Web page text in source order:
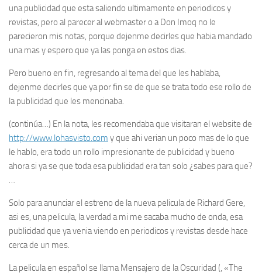
una publicidad que esta saliendo ultimamente en periodicos y
revistas, pero al parecer al webmaster o a Don Imoq no le
parecieron mis notas, porque dejenme decirles que habia mandado
una mas y espero que ya las ponga en estos dias.
Pero bueno en fin, regresando al tema del que les hablaba,
dejenme decirles que ya por fin se de que se trata todo ese rollo de
la publicidad que les mencinaba.
(continúa…) En la nota, les recomendaba que visitaran el website de
http://www.lohasvisto.com y que ahi verian un poco mas de lo que
le hablo, era todo un rollo impresionante de publicidad y bueno
ahora si ya se que toda esa publicidad era tan solo ¿sabes para que?
…
Solo para anunciar el estreno de la nueva pelicula de Richard Gere,
asi es, una pelicula, la verdad a mi me sacaba mucho de onda, esa
publicidad que ya venia viendo en periodicos y revistas desde hace
cerca de un mes.
La pelicula en español se llama Mensajero de la Oscuridad (, «The